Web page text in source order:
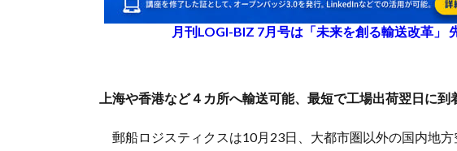
月刊LOGI-BIZ 7月号は「未来を創る輸送改革」
上海や香港など４カ所へ輸送可能、最短で工場出荷翌日に到
郵船ロジスティクスは10月23日、大都市圏以外の国内地